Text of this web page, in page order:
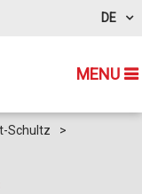
MENU
DE
Schultz
>